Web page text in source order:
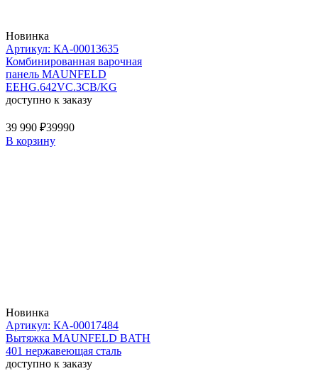
Новинка
Артикул: КА-00013635
Комбинированная варочная
панель MAUNFELD
EEHG.642VC.3CB/KG
доступно к заказу
39 990 ₽39990
В корзину
Новинка
Артикул: КА-00017484
Вытяжка MAUNFELD BATH
401 нержавеющая сталь
доступно к заказу